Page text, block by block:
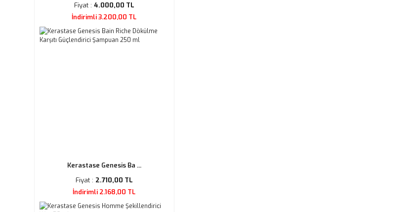
Fiyat : 4.000,00 TL
İndirimli 3.200,00 TL
Kerastase Genesis Ba ...
Fiyat : 2.710,00 TL
İndirimli 2.168,00 TL